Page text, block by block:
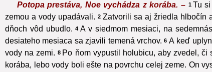
Potopa prestáva, Noe vychádza z korába. – 1 Tu
zemou a vody upadávali. 2 Zatvorili sa aj žriedla hlbočín
dňoch vôd ubudlo. 4 A v siedmom mesiaci, na
desiateho mesiaca sa zjavili temená vrchov. 6 A keď
vody na zemi. 8 Po ňom vypustil holubicu, aby zvedel, či
korába, lebo vody boli ešte na povrchu celej zeme. On